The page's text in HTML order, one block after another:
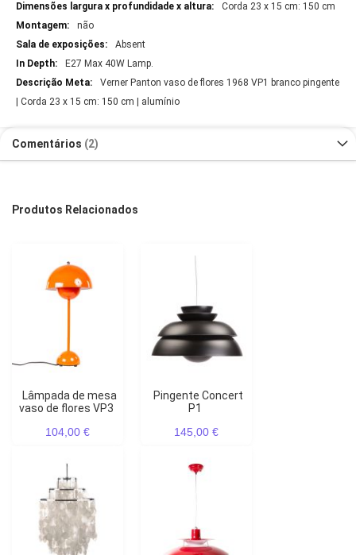
Corda 23 x 15 cm: 150 cm
não
Absent
E27 Max 40W Lamp.
Verner Panton vaso de flores 1968 VP1 branco pingente
| Corda 23 x 15 cm: 150 cm | alumínio
Comentários 2
Produtos Relacionados
Lâmpada de mesa
vaso de flores VP3
104,00 €
Pingente Concert
P1
145,00 €